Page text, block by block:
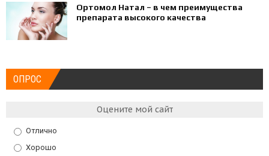
Ортомол Натал – в чем преимущества
препарата высокого качества
ОПРОС
Оцените мой сайт
Отлично
Хорошо